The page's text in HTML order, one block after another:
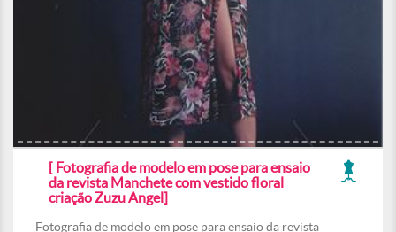
[ Fotografia de modelo em pose para ensaio
da revista Manchete com vestido floral
criação Zuzu Angel]
Fotografia de modelo em pose para ensaio da revista